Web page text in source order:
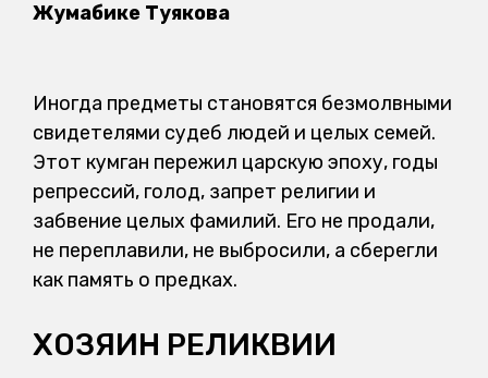
Жумабике Туякова
Иногда предметы становятся безмолвными
свидетелями судеб людей и целых семей.
Этот кумган пережил царскую эпоху, годы
репрессий, голод, запрет религии и
забвение целых фамилий. Его не продали,
не переплавили, не выбросили, а сберегли
как память о предках.
ХОЗЯИН РЕЛИКВИИ